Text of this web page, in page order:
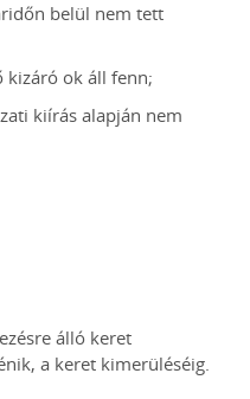
belül nem tett
kizáró ok áll fenn;
kiírás alapján nem
álló keret
a keret kimerüléséig.